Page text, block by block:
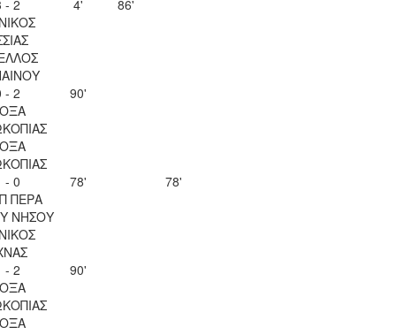
- 2
4' 86'
- 2
90'
- 0
ΠΕΡΑ
ΝΗΣΟΥ
78' 78'
- 2
90'